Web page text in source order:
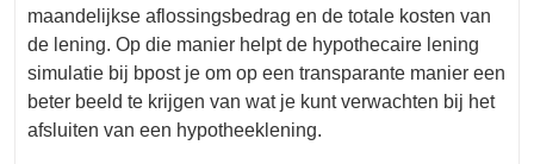
maandelijkse aflossingsbedrag en de totale kosten van
de lening. Op die manier helpt de hypothecaire lening
simulatie bij bpost je om op een transparante manier een
beter beeld te krijgen van wat je kunt verwachten bij het
afsluiten van een hypotheeklening.